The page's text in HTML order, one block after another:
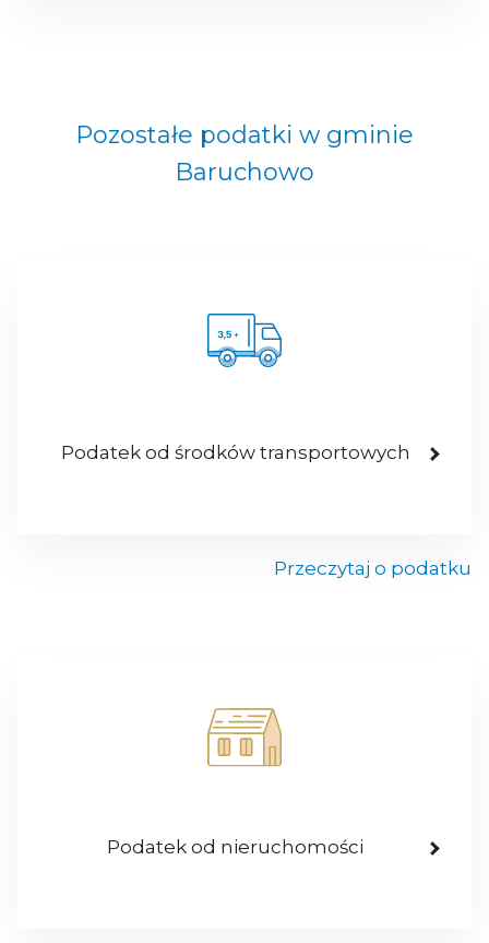
Pozostałe podatki w gminie
Baruchowo
Podatek od środków transportowych
Przeczytaj o podatku
Podatek od nieruchomości